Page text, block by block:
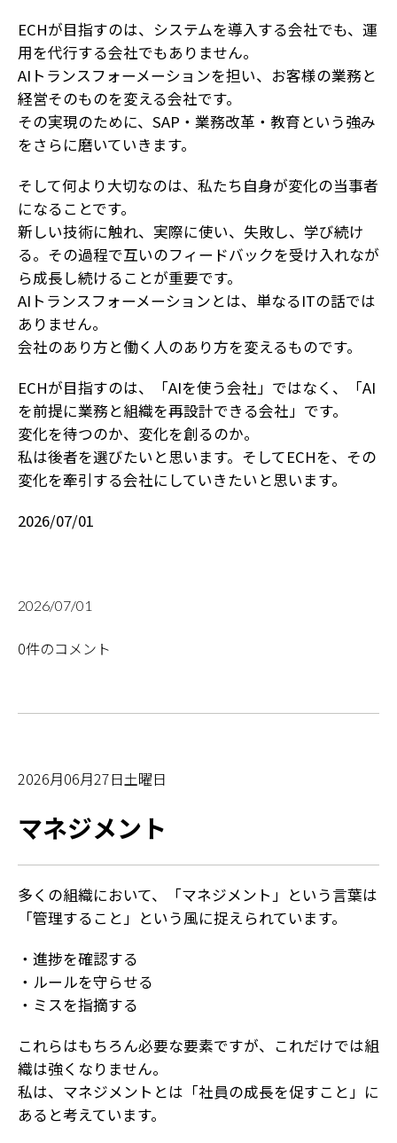
ECHが目指すのは、システムを導入する会社でも、運
用を代行する会社でもありません。
AIトランスフォーメーションを担い、お客様の業務と
経営そのものを変える会社です。
その実現のために、SAP・業務改革・教育という強み
をさらに磨いていきます。
そして何より大切なのは、私たち自身が変化の当事者
になることです。
新しい技術に触れ、実際に使い、失敗し、学び続け
る。その過程で互いのフィードバックを受け入れなが
ら成長し続けることが重要です。
AIトランスフォーメーションとは、単なるITの話では
ありません。
会社のあり方と働く人のあり方を変えるものです。
ECHが目指すのは、「AIを使う会社」ではなく、「AI
を前提に業務と組織を再設計できる会社」です。
変化を待つのか、変化を創るのか。
私は後者を選びたいと思います。そしてECHを、その
変化を牽引する会社にしていきたいと思います。
2026/07/01
2026/07/01
0件のコメント
2026月06月27日土曜日
マネジメント
多くの組織において、「マネジメント」という言葉は
「管理すること」という風に捉えられています。
・進捗を確認する
・ルールを守らせる
・ミスを指摘する
これらはもちろん必要な要素ですが、これだけでは組
織は強くなりません。
私は、マネジメントとは「社員の成長を促すこと」に
あると考えています。